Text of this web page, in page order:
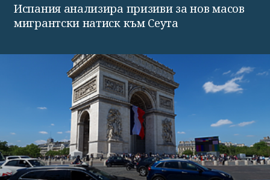
Испания анализира призиви за нов масов
мигрантски натиск към Сеута